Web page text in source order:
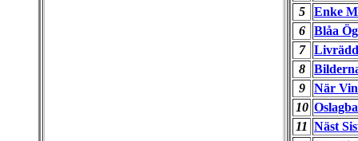
5
Enke
6
Blåa
7
Livrädd
8
9
När
10
11 Näst